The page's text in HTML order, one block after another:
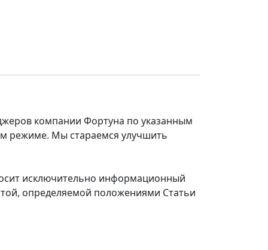
компании Фортуна по указанным
режиме. Мы стараемся улучшить
исключительно информационный
определяемой положениями Статьи